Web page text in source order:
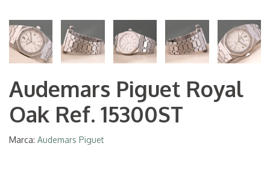
Audemars Piguet Royal
Oak Ref. 15300ST
Marca: Audemars Piguet